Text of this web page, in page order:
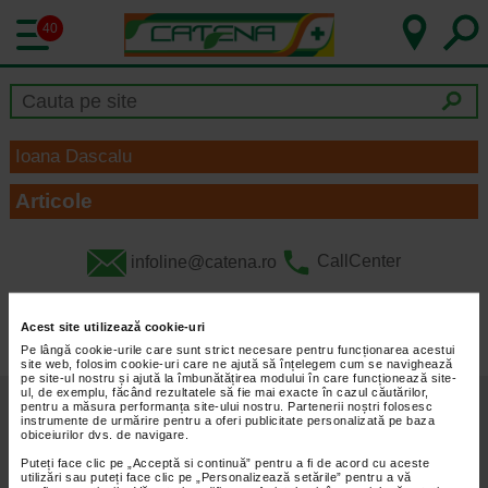
Acest site utilizează cookie-uri
Pe lângă cookie-urile care sunt strict necesare pentru funcționarea acestui
site web, folosim cookie-uri care ne ajută să înțelegem cum se navighează
pe site-ul nostru și ajută la îmbunătățirea modului în care funcționează site-
ul, de exemplu, făcând rezultatele să fie mai exacte în cazul căutărilor,
pentru a măsura performanța site-ului nostru. Partenerii noștri folosesc
instrumente de urmărire pentru a oferi publicitate personalizată pe baza
obiceiurilor dvs. de navigare.
Puteți face clic pe „Acceptă si continuă” pentru a fi de acord cu aceste
utilizări sau puteți face clic pe „Personalizează setările” pentru a vă
40
Ioana Dascalu
Articole
infoline@catena.ro CallCenter
Despre Noi Oferte
Prospecte Cariere